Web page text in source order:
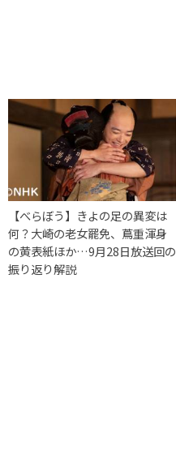
【べらぼう】きよの足の異変は
何？大崎の老女罷免、蔦重渾身
の黄表紙ほか…9月28日放送回の
振り返り解説